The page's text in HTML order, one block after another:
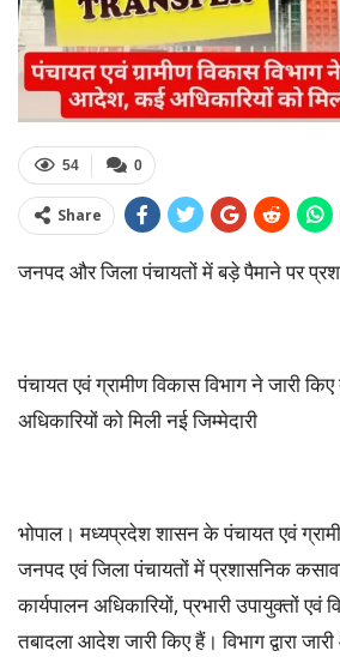
0
54
Share
जनपद और जिला पंचायतों में बड़े पैमाने पर
पंचायत एवं ग्रामीण विकास विभाग ने जारी
अधिकारियों को मिली नई जिम्मेदारी
भोपाल। मध्यप्रदेश शासन के पंचायत एवं
जनपद एवं जिला पंचायतों में प्रशासनिक
कार्यपालन अधिकारियों, प्रभारी उपायुक्तों
तबादला आदेश जारी किए हैं। विभाग द्वारा